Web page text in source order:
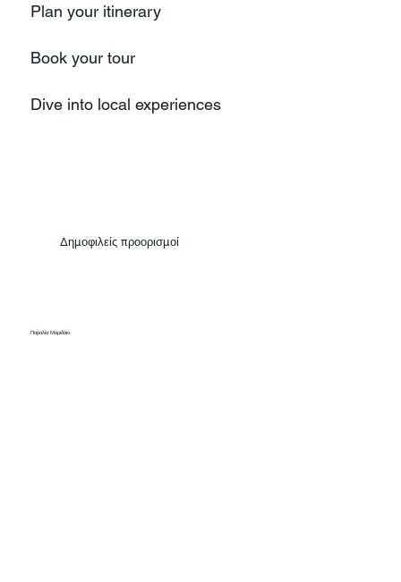
Plan your itinerary
Book your tour
Dive into local experiences
Δημοφιλείς προορισμοί
Παραλία Μαριδάκι